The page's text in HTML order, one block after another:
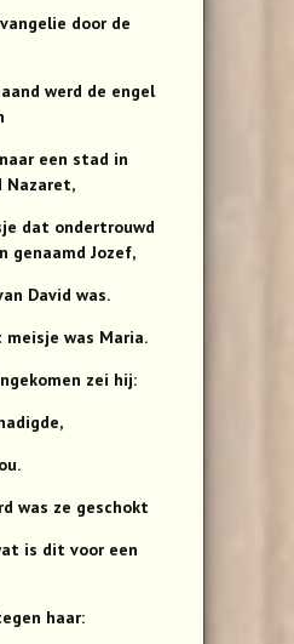
door de
werd de engel
een stad in
Nazaret,
dat ondertrouwd
genaamd Jozef,
David was.
meisje was Maria.
zei hij:
was ze geschokt
is dit voor een
haar: